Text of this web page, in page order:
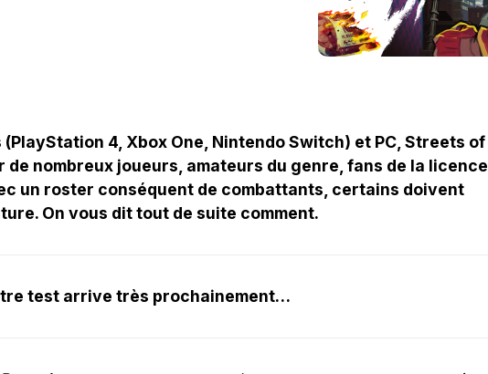
4, Xbox One, Nintendo Switch) et PC, Streets of
de nombreux joueurs, amateurs du genre, fans de la licence
un roster conséquent de combattants, certains doivent
On vous dit tout de suite comment.
test arrive très prochainement…